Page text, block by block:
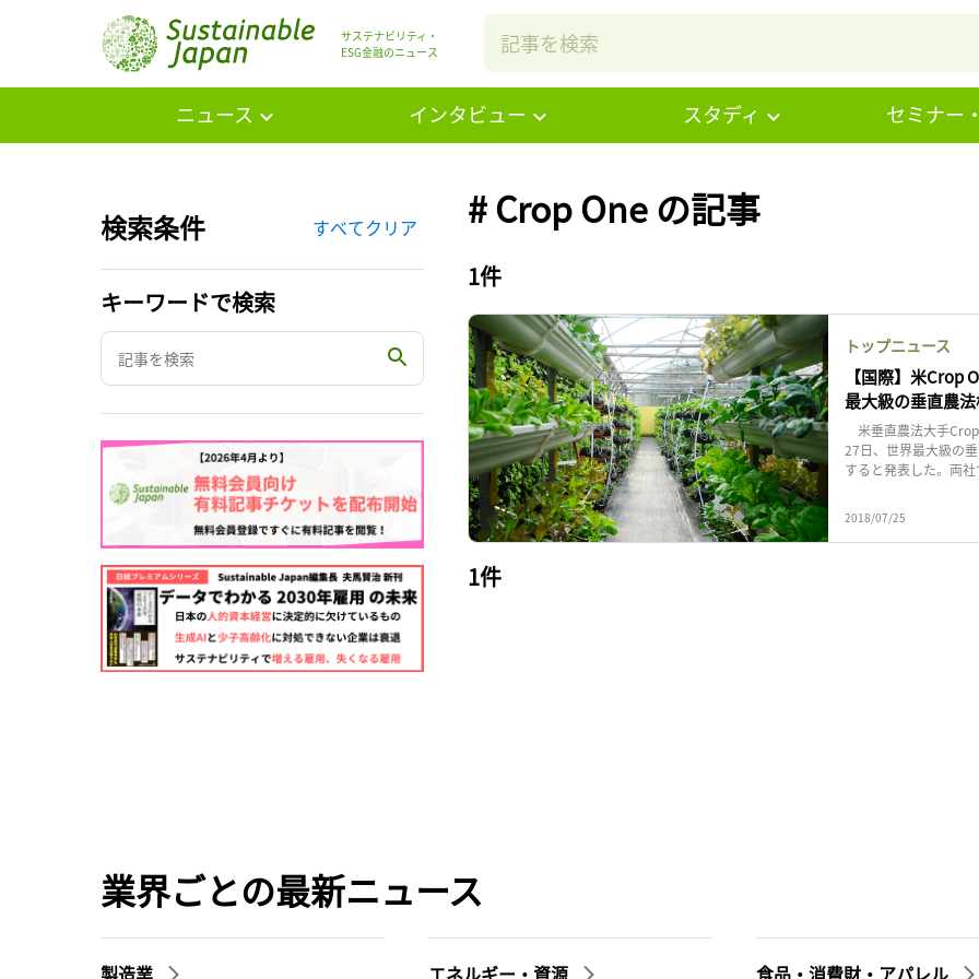
サステナビリティ・
ESG金融のニュース
ニュース インタビュー スタディ セミナー
検索条件 すべてクリア
キーワードで検索
# Crop One の記事
1件
トップニュース
【国際】米Crop
最大級の垂直農
米垂直農法大手
27日、世界最大級の
すると発表した。両
2018/07/25
1件
業界ごとの最新ニュース